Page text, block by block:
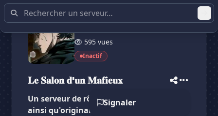
595 vues
Inactif
𝐋𝐞 𝐒𝐚𝐥𝐨𝐧 𝐝'𝐮𝐧 𝐌𝐚𝐟𝐢𝐞𝐮𝐱
Signaler
Un serveur de rôle play travaillé et cool
ainsi qu'original.
Vote pour 𝐋𝐞 𝐒𝐚𝐥𝐨𝐧 𝐝'𝐮𝐧 𝐌𝐚𝐟...
Es-tu sûr de vouloir supprimer ton avis de ce
serveur ?